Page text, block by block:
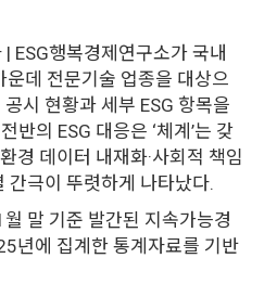
ESG행복경제연구소가 국내
데 전문기술 업종을 대상으
시 현황과 세부 ESG 항목을
반의 ESG 대응은 ‘체계’는 갖
경 데이터 내재화·사회적 책임
간극이 뚜렷하게 나타났다.
말 기준 발간된 지속가능경
년에 집계한 통계자료를 기반